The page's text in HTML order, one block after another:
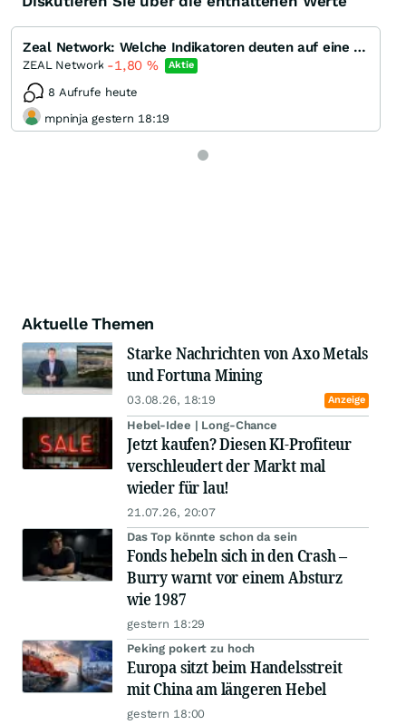
Zeal Network: Welche Indikatoren deuten auf eine Trendwende hin?
ZEAL Network -1,80 % Aktie
8 Aufrufe heute
mpninja gestern 18:19
Aktuelle Themen
Starke Nachrichten von Axo Metals
und Fortuna Mining
03.08.26, 18:19 Anzeige
Hebel-Idee | Long-Chance
Jetzt kaufen? Diesen KI-Profiteur
verschleudert der Markt mal
wieder für lau!
21.07.26, 20:07
Das Top könnte schon da sein
Fonds hebeln sich in den Crash –
Burry warnt vor einem Absturz
wie 1987
gestern 18:29
Peking pokert zu hoch
Europa sitzt beim Handelsstreit
mit China am längeren Hebel
gestern 18:00